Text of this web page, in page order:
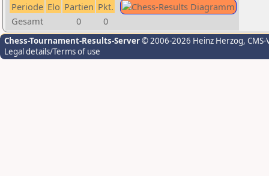
Periode Elo Partien Pkt.
Gesamt
0 0
Chess-Tournament-Results-Server© 2006-2026 Heinz Herzog,
Legal details/Terms of use